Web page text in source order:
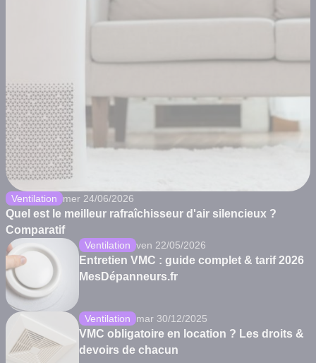
Ventilation mer 24/06/2026
Quel est le meilleur rafraîchisseur d'air silencieux ?
Comparatif
Ventilation ven 22/05/2026
Entretien VMC : guide complet & tarif 2026
MesDépanneurs.fr
Ventilation mar 30/12/2025
VMC obligatoire en location ? Les droits &
devoirs de chacun